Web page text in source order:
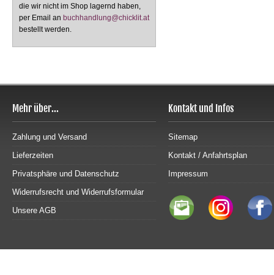
die wir nicht im Shop lagernd haben,
per Email an buchhandlung@chicklit.at
bestellt werden.
Mehr über...
Zahlung und Versand
Lieferzeiten
Privatsphäre und Datenschutz
Widerrufsrecht und Widerrufsformular
Unsere AGB
Kontakt und Infos
Sitemap
Kontakt / Anfahrtsplan
Impressum